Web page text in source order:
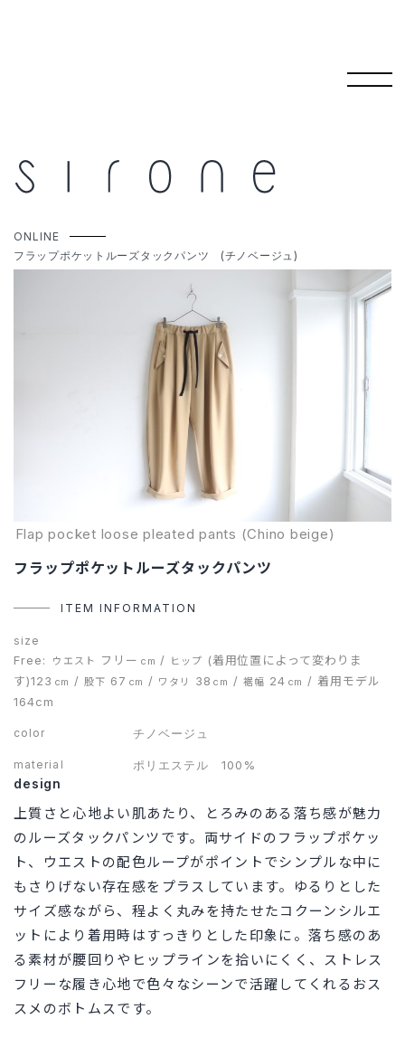
ONLINE
フラップポケットルーズタックパンツ (チノベージュ)
Flap pocket loose pleated pants (Chino beige)
フラップポケットルーズタックパンツ
ITEM INFORMATION
size
Free: ウエスト フリー cm / ヒップ (着用位置によって変わりま
す)123 cm / 股下 67 cm / ワタリ 38 cm / 裾幅 24 cm /着用モデル
164cm
color チノベージュ
material ポリエステル 100%
design
上質さと心地よい肌あたり、とろみのある落ち感が魅力
のルーズタックパンツです。両サイドのフラップポケッ
ト、ウエストの配色ループがポイントでシンプルな中に
もさりげない存在感をプラスしています。ゆるりとした
サイズ感ながら、程よく丸みを持たせたコクーンシルエ
ットにより着用時はすっきりとした印象に。落ち感のあ
る素材が腰回りやヒップラインを拾いにくく、ストレス
フリーな履き心地で色々なシーンで活躍してくれるおス
スメのボトムスです。